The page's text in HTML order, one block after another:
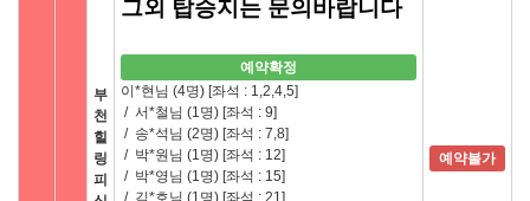
부
천
힐
링
피
그외 탑승지는 문의바랍니다
예약확정
이*현님 (4명) [좌석 : 1,2,4,5]
/ 서*철님 (1명) [좌석 : 9]
/ 송*석님 (2명) [좌석 : 7,8]
/ 박*원님 (1명) [좌석 : 12]
/ 박*영님 (1명) [좌석 : 15]
/ 김*호님 (1명) [좌석 : 21]
예약불가